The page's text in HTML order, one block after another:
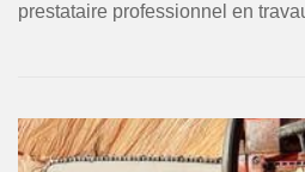
prestataire professionnel en